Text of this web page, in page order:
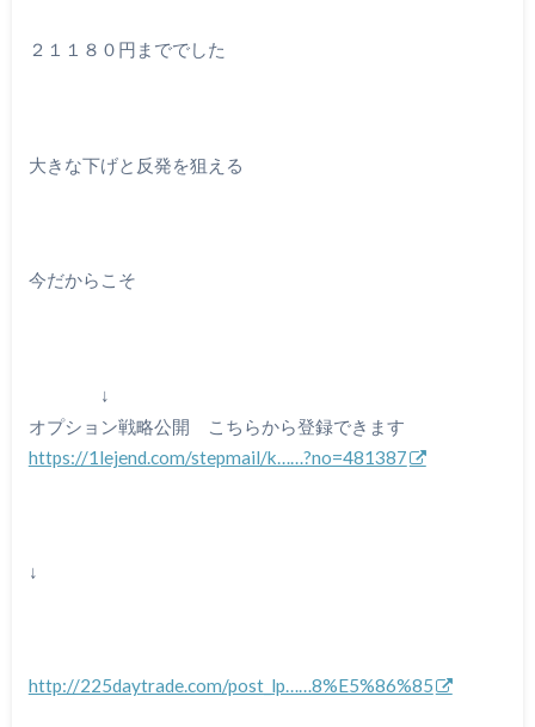
２１１８０円まででした
大きな下げと反発を狙える
今だからこそ
↓
オプション戦略公開 こちらから登録できます
https://1lejend.com/stepmail/k……?no=481387
↓
http://225daytrade.com/post_lp……8%E5%86%85